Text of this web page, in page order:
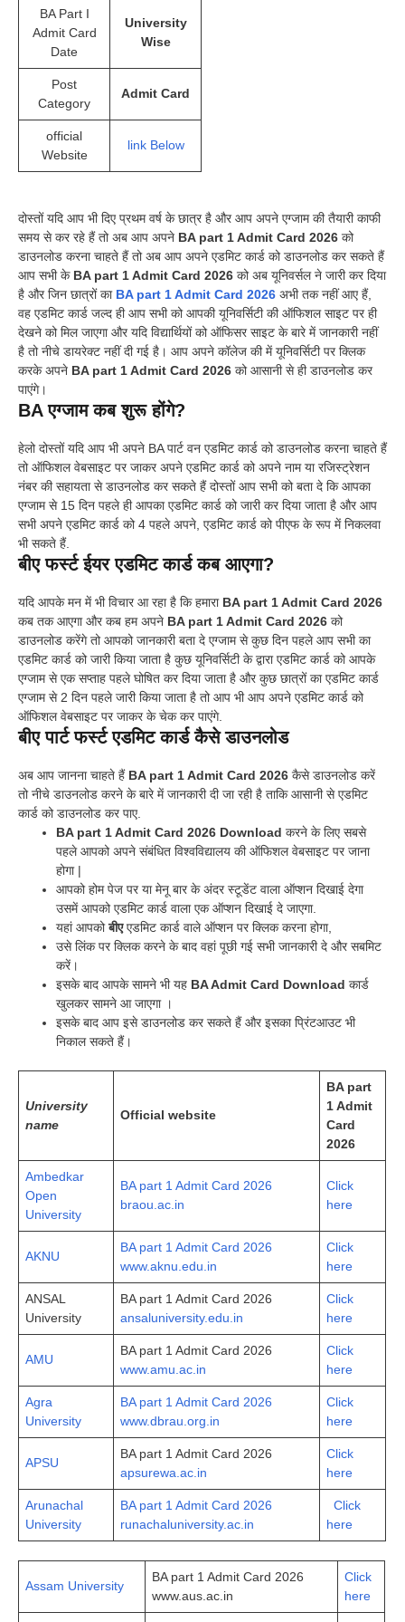
BA Part I
Admit Card
Date
University
Wise
Post
Category
Admit Card
official
Website
link Below
दोस्तों यदि आप भी दिए प्रथम वर्ष के छात्र है और आप अपने एग्जाम की तैयारी काफी
समय से कर रहे हैं तो अब आप अपने BA part 1 Admit Card 2026 को
डाउनलोड करना चाहते हैं तो अब आप अपने एडमिट कार्ड को डाउनलोड कर सकते हैं
आप सभी के BA part 1 Admit Card 2026 को अब यूनिवर्सल ने जारी कर दिया
है और जिन छात्रों का BA part 1 Admit Card 2026 अभी तक नहीं आए हैं,
वह एडमिट कार्ड जल्द ही आप सभी को आपकी यूनिवर्सिटी की ऑफिशल साइट पर ही
देखने को मिल जाएगा और यदि विद्यार्थियों को ऑफिसर साइट के बारे में जानकारी नहीं
है तो नीचे डायरेक्ट नहीं दी गई है। आप अपने कॉलेज की में यूनिवर्सिटी पर क्लिक
करके अपने BA part 1 Admit Card 2026 को आसानी से ही डाउनलोड कर
पाएंगे।
BA एग्जाम कब शुरू होंगे?
हेलो दोस्तों यदि आप भी अपने BA पार्ट वन एडमिट कार्ड को डाउनलोड करना चाहते हैं
तो ऑफिशल वेबसाइट पर जाकर अपने एडमिट कार्ड को अपने नाम या रजिस्ट्रेशन
नंबर की सहायता से डाउनलोड कर सकते हैं दोस्तों आप सभी को बता दे कि आपका
एग्जाम से 15 दिन पहले ही आपका एडमिट कार्ड को जारी कर दिया जाता है और आप
सभी अपने एडमिट कार्ड को 4 पहले अपने, एडमिट कार्ड को पीएफ के रूप में निकलवा
भी सकते हैं.
बीए फर्स्ट ईयर एडमिट कार्ड कब आएगा?
यदि आपके मन में भी विचार आ रहा है कि हमारा BA part 1 Admit Card 2026
कब तक आएगा और कब हम अपने BA part 1 Admit Card 2026 को
डाउनलोड करेंगे तो आपको जानकारी बता दे एग्जाम से कुछ दिन पहले आप सभी का
एडमिट कार्ड को जारी किया जाता है कुछ यूनिवर्सिटी के द्वारा एडमिट कार्ड को आपके
एग्जाम से एक सप्ताह पहले घोषित कर दिया जाता है और कुछ छात्रों का एडमिट कार्ड
एग्जाम से 2 दिन पहले जारी किया जाता है तो आप भी आप अपने एडमिट कार्ड को
ऑफिशल वेबसाइट पर जाकर के चेक कर पाएंगे.
बीए पार्ट फर्स्ट एडमिट कार्ड कैसे डाउनलोड
अब आप जानना चाहते हैं BA part 1 Admit Card 2026 कैसे डाउनलोड करें
तो नीचे डाउनलोड करने के बारे में जानकारी दी जा रही है ताकि आसानी से एडमिट
कार्ड को डाउनलोड कर पाए.
BA part 1 Admit Card 2026 Download करने के लिए सबसे
पहले आपको अपने संबंधित विश्वविद्यालय की ऑफिशल वेबसाइट पर जाना
होगा |
आपको होम पेज पर या मेनू बार के अंदर स्टूडेंट वाला ऑप्शन दिखाई देगा
उसमें आपको एडमिट कार्ड वाला एक ऑप्शन दिखाई दे जाएगा.
यहां आपकोबीएएडमिट कार्ड वाले ऑप्शन पर क्लिक करना होगा,
उसे लिंक पर क्लिक करने के बाद वहां पूछी गई सभी जानकारी दे और सबमिट
करें।
इसके बाद आपके सामने भी यह BA Admit Card Download कार्ड
खुलकर सामने आ जाएगा ।
इसके बाद आप इसे डाउनलोड कर सकते हैं और इसका प्रिंटआउट भी
निकाल सकते हैं।
University
name
Official website
BA part
1 Admit
Card
2026
Ambedkar
Open
University
BA part 1 Admit Card 2026
braou.ac.in
Click
here
AKNU
BA part 1 Admit Card 2026
www.aknu.edu.in
Click
here
ANSAL
University
BA part 1 Admit Card 2026
ansaluniversity.edu.in
Click
here
AMU
BA part 1 Admit Card 2026
www.amu.ac.in
Click
here
Agra
University
BA part 1 Admit Card 2026
www.dbrau.org.in
Click
here
APSU
BA part 1 Admit Card 2026
apsurewa.ac.in
Click
here
Arunachal
University
BA part 1 Admit Card 2026
runachaluniversity.ac.in
Click
here
Assam University
BA part 1 Admit Card 2026
www.aus.ac.in
Cli­ck
here